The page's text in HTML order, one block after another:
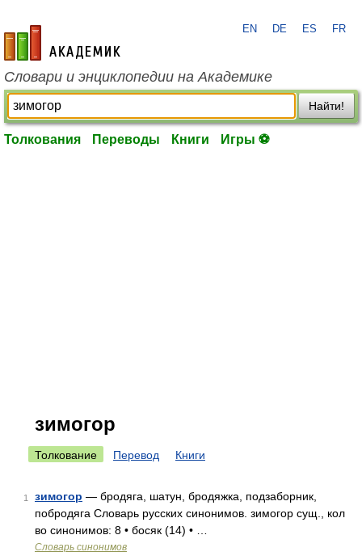
academic.ru
EN DE ES FR
Словари и энциклопедии на Академике
Найти!
Толкования Переводы Книги Игры ⚽
зимогор
Толкование Перевод Книги
1 зимогор — бродяга, шатун, бродяжка, подзаборник,
побродяга Словарь русских синонимов. зимогор сущ., кол
во синонимов: 8 • босяк (14) • …
Словарь синонимов